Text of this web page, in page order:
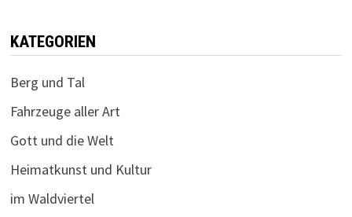
KATEGORIEN
Berg und Tal
Fahrzeuge aller Art
Gott und die Welt
Heimatkunst und Kultur
im Waldviertel